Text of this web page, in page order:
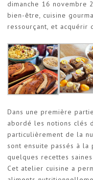
dimanche 16 novembre
bien-être, cuisine
ressourçant, et acquérir
Dans une première
abordé les notions clés
particulièrement de la
sont ensuite passés à
quelques recettes
Cet atelier cuisine a